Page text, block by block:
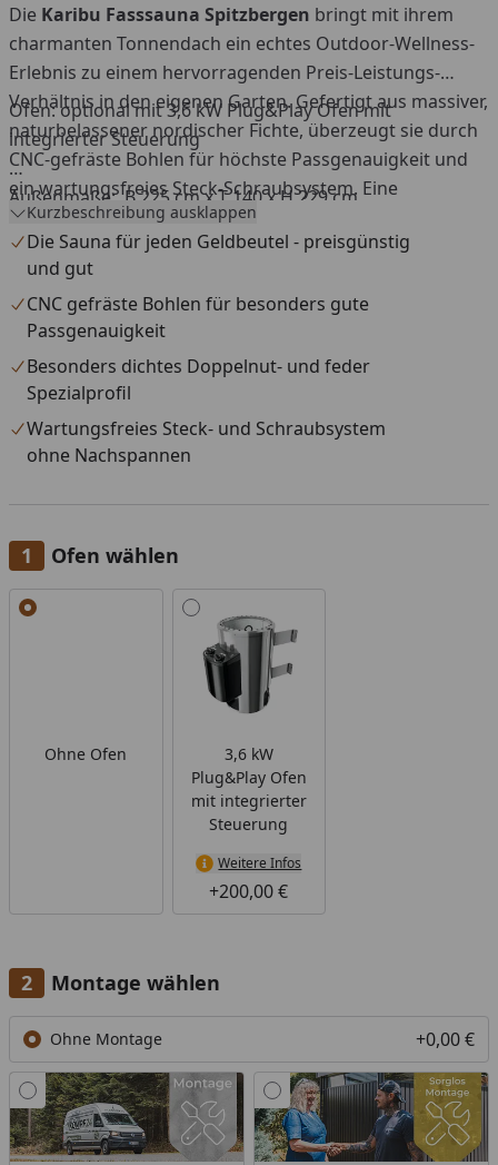
Die Karibu Fasssauna Spitzbergen bringt mit ihrem
charmanten Tonnendach ein echtes Outdoor-Wellness-
Erlebnis zu einem hervorragenden Preis-Leistungs-
Verhältnis in den eigenen Garten. Gefertigt aus massiver,
naturbelassener nordischer Fichte, überzeugt sie durch
CNC-gefräste Bohlen für höchste Passgenauigkeit und
ein wartungsfreies Steck-Schraubsystem. Eine
komfortable Stehhöhe von 200 cm sowie zwei bequeme
Fichtenliegen sorgen für ein rundum entspanntes
Saunaerlebnis.
Ofen: optional mit 3,6 kW Plug&Play Ofen mit
integrierter Steuerung
Außenmaße: B 225 cm x T 140 x H 229 cm
Kurzbeschreibung ausklappen
Die Sauna für jeden Geldbeutel - preisgünstig
und gut
CNC gefräste Bohlen für besonders gute
Passgenauigkeit
Besonders dichtes Doppelnut- und feder
Spezialprofil
Wartungsfreies Steck- und Schraubsystem
ohne Nachspannen
Ofen wählen
Alle anzeigen (2)
Ohne Ofen
3,6 kW
Plug&Play Ofen
mit integrierter
Steuerung
Weitere Infos
+200,00 €
Montage wählen
Ohne Montage +0,00 €